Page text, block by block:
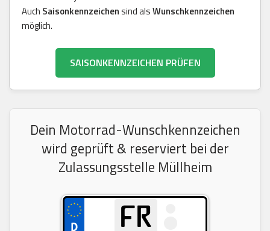
Auch Saisonkennzeichensind alsWunschkennzeichen
möglich.
SAISONKENNZEICHEN PRÜFEN
Dein Motorrad-Wunschkennzeichen
wird geprüft & reserviert bei der
Zulassungsstelle Müllheim